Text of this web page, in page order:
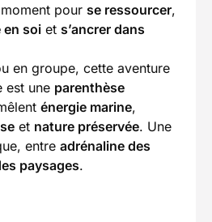
pour se ressourcer,
en soi et s’ancrer dans
en groupe, cette aventure
est une parenthèse
énergie marine,
et nature préservée. Une
entre adrénaline des
paysages.